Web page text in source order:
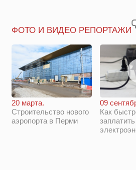
ФОТО И ВИДЕО РЕПОРТАЖИ
20 марта.
Строительство нового
аэропорта в Перми
09
Как